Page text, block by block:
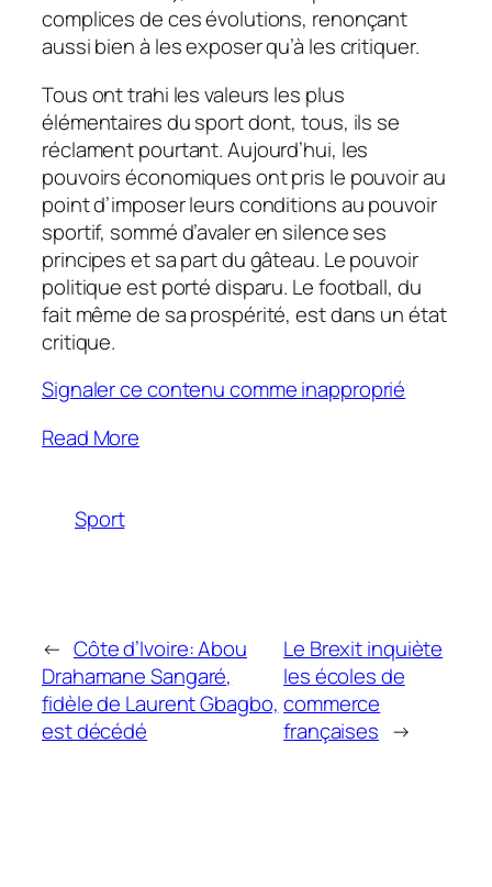
complices de ces évolutions, renonçant
aussi bien à les exposer qu’à les critiquer.
Tous ont trahi les valeurs les plus
élémentaires du sport dont, tous, ils se
réclament pourtant. Aujourd’hui, les
pouvoirs économiques ont pris le pouvoir au
point d’imposer leurs conditions au pouvoir
sportif, sommé d’avaler en silence ses
principes et sa part du gâteau. Le pouvoir
politique est porté disparu. Le football, du
fait même de sa prospérité, est dans un état
critique.
Signaler ce contenu comme inapproprié
Read More
Sport
← Côte d’Ivoire: Abou
Drahamane Sangaré,
fidèle de Laurent Gbagbo,
est décédé
Le Brexit inquiète
les écoles de
commerce
françaises →